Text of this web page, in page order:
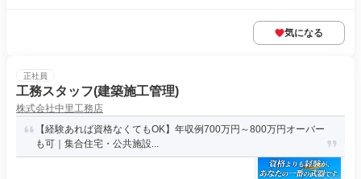
気になる
正社員
工務スタッフ(建築施工管理)
株式会社中里工務店
【経験あれば資格なくてもOK】年収例700万円～800万円オーバー
も可｜集合住宅・公共施設...